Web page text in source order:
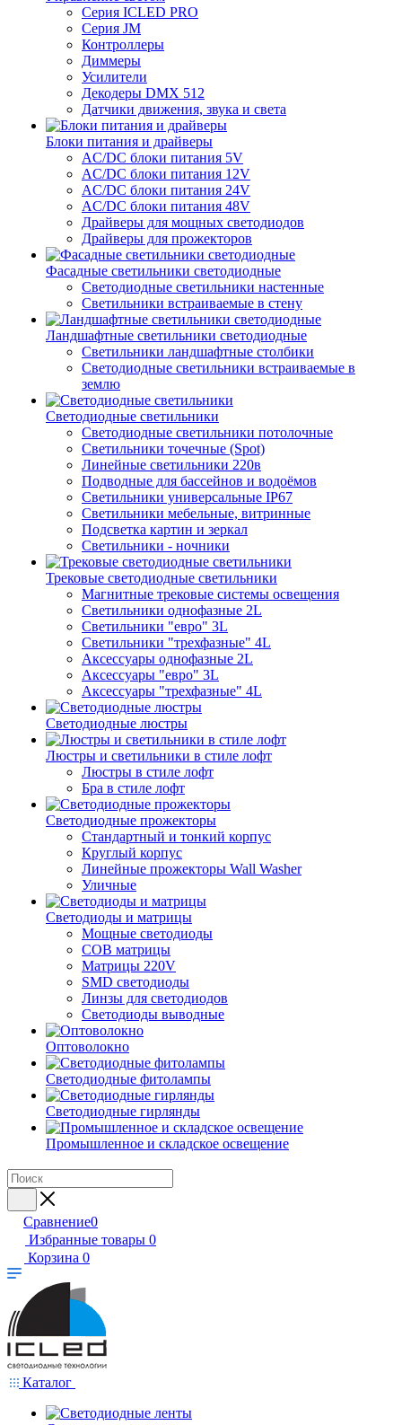
Серия ICLED PRO
Серия JM
Контроллеры
Диммеры
Усилители
Декодеры DMX 512
Датчики движения, звука и света
Блоки питания и драйверы
AC/DC блоки питания 5V
AC/DC блоки питания 12V
AC/DC блоки питания 24V
AC/DC блоки питания 48V
Драйверы для мощных светодиодов
Драйверы для прожекторов
Фасадные светильники светодиодные
Светодиодные светильники настенные
Светильники встраиваемые в стену
Ландшафтные светильники светодиодные
Светильники ландшафтные столбики
Светодиодные светильники встраиваемые в
землю
Светодиодные светильники
Светодиодные светильники потолочные
Светильники точечные (Spot)
Линейные светильники 220в
Подводные для бассейнов и водоёмов
Светильники универсальные IP67
Светильники мебельные, витринные
Подсветка картин и зеркал
Светильники - ночники
Трековые светодиодные светильники
Магнитные трековые системы освещения
Светильники однофазные 2L
Светильники "евро" 3L
Светильники "трехфазные" 4L
Аксессуары однофазные 2L
Аксессуары "евро" 3L
Аксессуары "трехфазные" 4L
Светодиодные люстры
Люстры и светильники в стиле лофт
Люстры в стиле лофт
Бра в стиле лофт
Светодиодные прожекторы
Стандартный и тонкий корпус
Круглый корпус
Линейные прожекторы Wall Washer
Уличные
Светодиоды и матрицы
Мощные светодиоды
COB матрицы
Матрицы 220V
SMD светодиоды
Линзы для светодиодов
Светодиоды выводные
Оптоволокно
Светодиодные фитолампы
Светодиодные гирлянды
Промышленное и складское освещение
Сравнение0
Избранные товары 0
Корзина 0
Каталог